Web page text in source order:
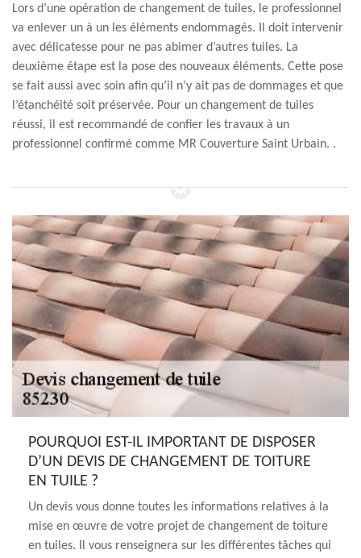
Lors d’une opération de changement de tuiles, le professionnel
va enlever un à un les éléments endommagés. Il doit intervenir
avec délicatesse pour ne pas abimer d’autres tuiles. La
deuxième étape est la pose des nouveaux éléments. Cette pose
se fait aussi avec soin afin qu’il n’y ait pas de dommages et que
l’étanchéité soit préservée. Pour un changement de tuiles
réussi, il est recommandé de confier les travaux à un
professionnel confirmé comme MR Couverture Saint Urbain. .
POURQUOI EST-IL IMPORTANT DE DISPOSER
D’UN DEVIS DE CHANGEMENT DE TOITURE
EN TUILE ?
Un devis vous donne toutes les informations relatives à la
mise en œuvre de votre projet de changement de toiture
en tuiles. Il vous renseignera sur les différentes tâches qui